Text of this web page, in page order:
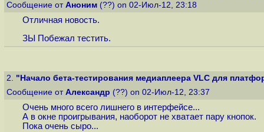
Сообщение от Аноним (??) on 02-Июл-12, 23:18
Отличная новость.
ЗЫ Побежал тестить.
2. "Начало бета-тестирования медиаплеера VLC для
Сообщение от Александр (??) on 02-Июл-12, 23:37
Очень много всего лишнего в интерфейсе...
А в окне проигрывания, наоборот не хватает пару кнопок.
Пока очень сыро...